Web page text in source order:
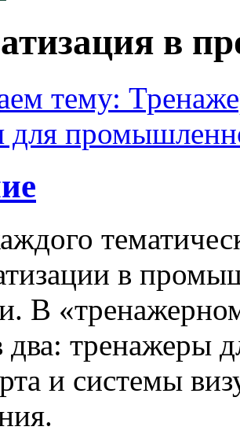
в
тему:
для
в
В
два: тренажеры
и системы